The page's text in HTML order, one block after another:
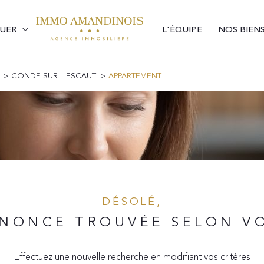
L'ÉQUIPE NOS
pro
Estimer
LOCALISATION LOYER
l'Escaut
CONDE SUR L ESCAUT APPARTEMENT
DÉSOLÉ,
TROUVÉE SELON
Effectuez une nouvelle recherche en modifiant vos critères